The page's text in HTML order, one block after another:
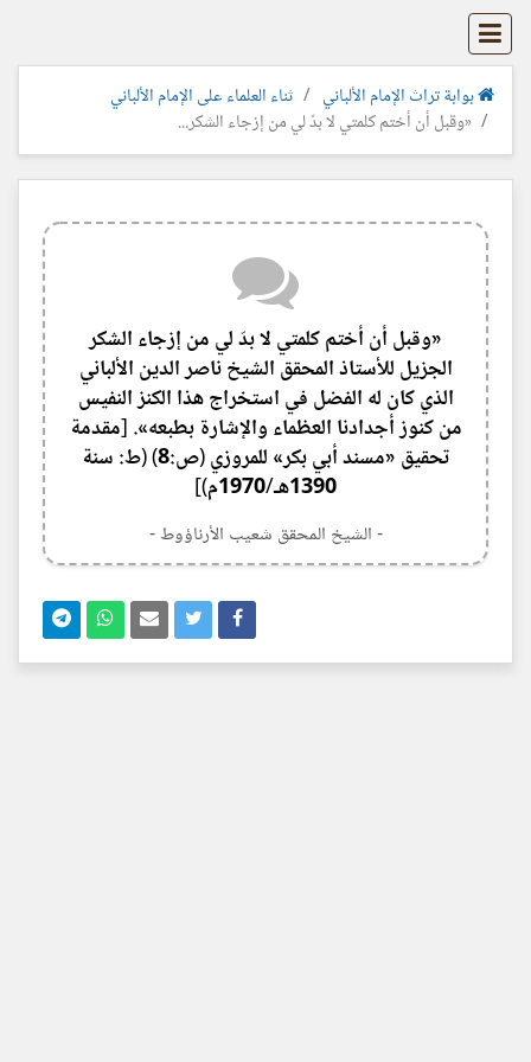
بوابة تراث الإمام الألباني
ثناء العلماء على الإمام الألباني
«وقبل أن أختم كلمتي لا بدّ لي من إزجاء الشكر...
«وقبل أن أختم كلمتي لا بدّ لي من إزجاء الشكر
الجزيل للأستاذ المحقق الشيخ ناصر الدين الألباني
الذي كان له الفضل في استخراج هذا الكنز النفيس
من كنوز أجدادنا العظماء والإشارة بطبعه». [مقدمة
تحقيق «مسند أبي بكر» للمروزي (ص:8) (ط: سنة
1390هـ/1970م)]
- الشيخ المحقق شعيب الأرناؤوط -